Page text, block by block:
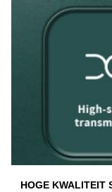
HOGE KWALITEIT